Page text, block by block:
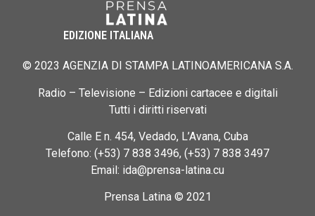
EDIZIONE ITALIANA
© 2023 AGENZIA DI STAMPA LATINOAMERICANA S.A.
Radio – Televisione – Edizioni cartacee e digitali
Tutti i diritti riservati
Calle E n. 454, Vedado, L’Avana, Cuba
Telefono: (+53) 7 838 3496, (+53) 7 838 3497
Email: ida@prensa-latina.cu
Prensa Latina © 2021